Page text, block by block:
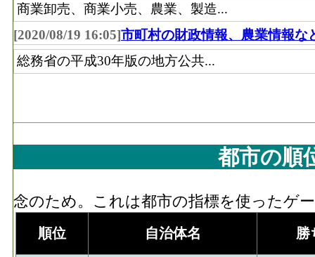
商業卸売、商業小売、農業、製造...
[2020/08/19 16:05]市町村の財政情報、農業情報な
総務省の平成30年版の地方公共...
都市の順
念のため。これは都市の指標を使ったゲ
順位 自治体名 勝